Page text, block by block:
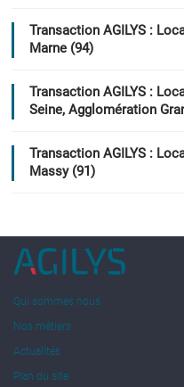
Transaction AGILYS :
Marne (94)
Transaction AGILYS :
Seine, Agglomération
Transaction AGILYS :
Massy (91)
Qui sommes nous
Nos métiers
Actualités
Plan du site